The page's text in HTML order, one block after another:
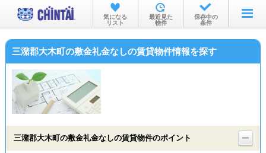
お部屋を探す
沿線・駅から
物件特集から
気になる
リスト
最近見た
物件
保存中の
条件
三潴郡大木町の敷金礼金なしの賃貸物件情報を探す
三潴郡大木町の敷金礼金なしの賃貸物件のポイント